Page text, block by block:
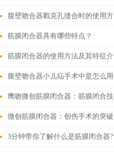
腹壁吻合器戳克孔缝合时的使用方
法
筋膜闭合器具有哪些特点？
筋膜闭合器的使用方法及其特征介
绍
腹壁吻合器小儿疝手术中是怎么用
的
鹰吻微创筋膜闭合器：筋膜闭合技
术大突破
微创筋膜闭合器：创伤手术的突破
性进展
3分钟带你了解什么是筋膜闭合器?